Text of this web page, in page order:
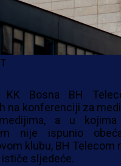
KK Bosna BH
na konferenciji za
a u
nije ispunio
klubu, BH Telecom
sljedeće.